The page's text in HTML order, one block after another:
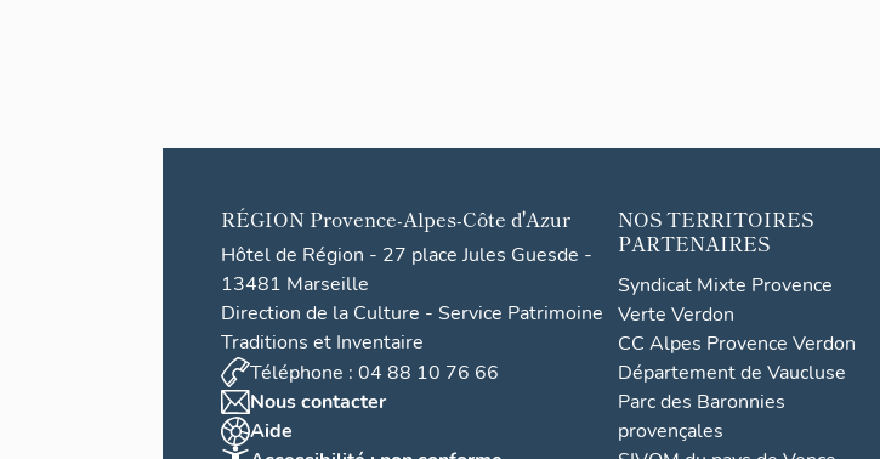
RÉGION Provence-Alpes-Côte d'Azur
Hôtel de Région - 27 place Jules Guesde -
13481 Marseille
Direction de la Culture - Service Patrimoine
Traditions et Inventaire
Téléphone : 04 88 10 76 66
Nous contacter
Aide
NOS TERRITOIRES
PARTENAIRES
Syndicat Mixte Provence
Verte Verdon
CC Alpes Provence Verdon
Département de Vaucluse
Parc des Baronnies
provençales